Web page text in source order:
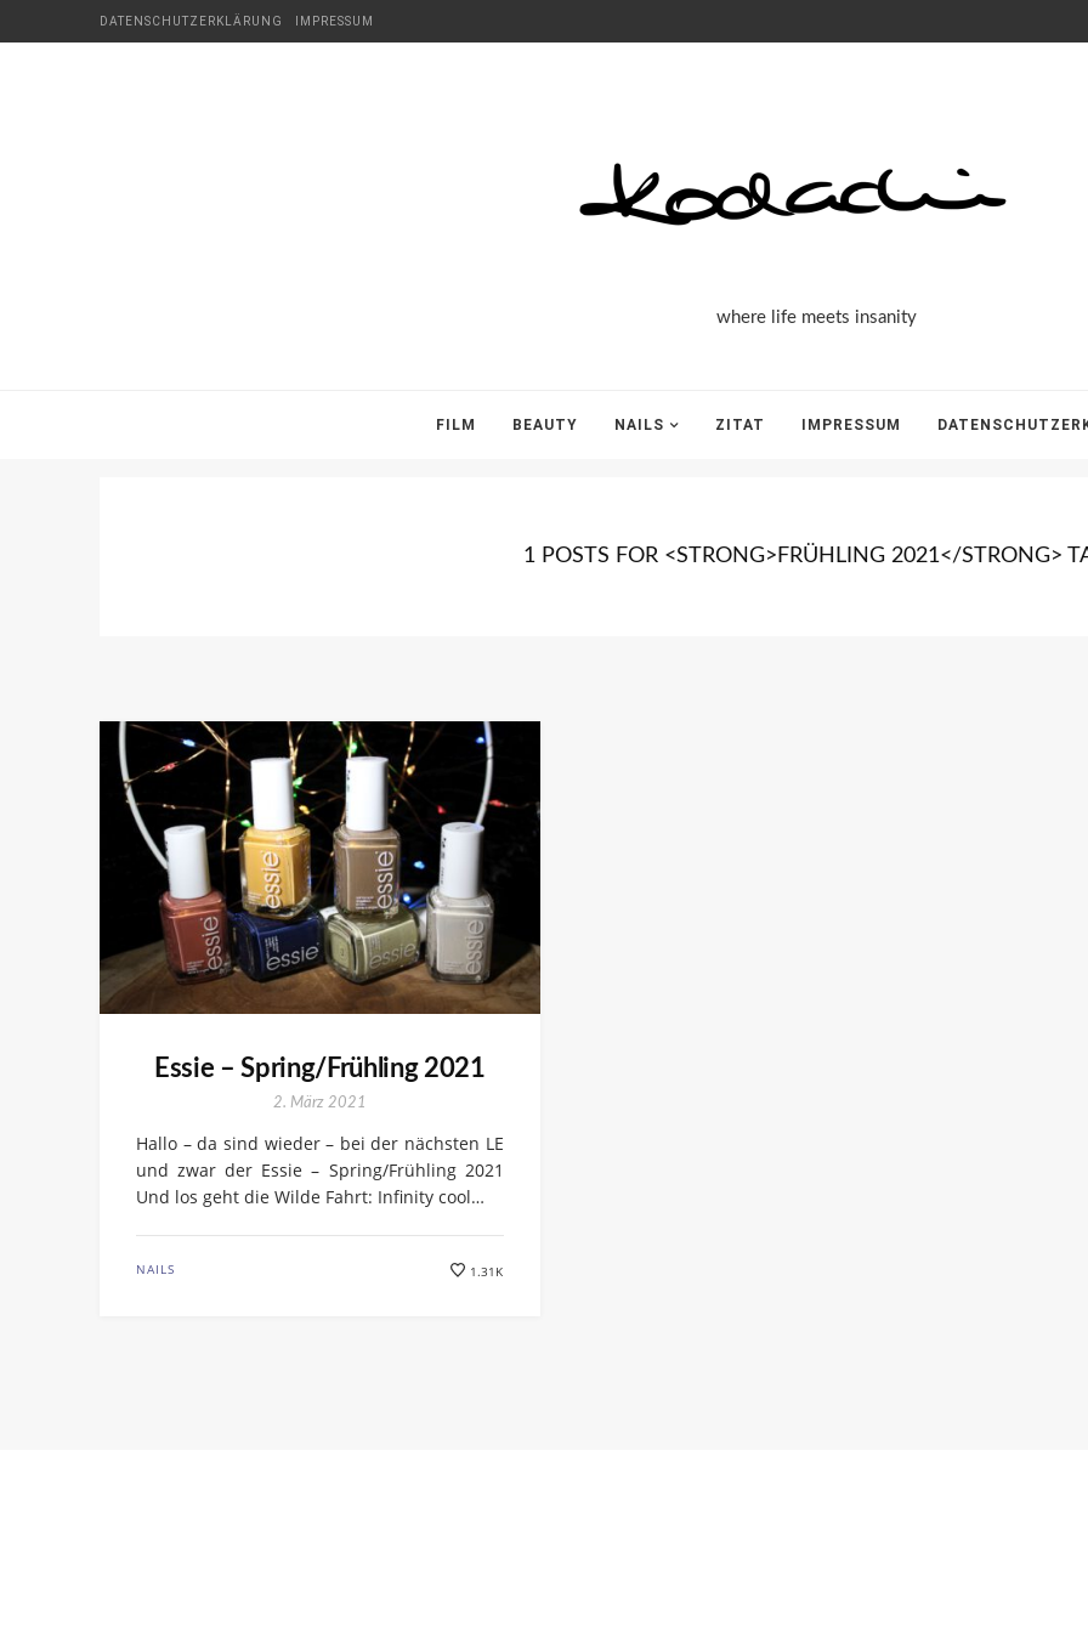
DATENSCHUTZERKLÄRUNG IMPRESSUM
where life meets insanity
FILM BEAUTY NAILS ZITAT IMPRESSUM
1 POSTS FOR <STRONG>FRÜHLING 2021</STRONG>
Essie – Spring/Frühling 2021
2. März 2021
Hallo – da sind wieder – bei der nächsten LE
und zwar der Essie – Spring/Frühling 2021
Und los geht die Wilde Fahrt: Infinity cool…
NAILS 1.31K